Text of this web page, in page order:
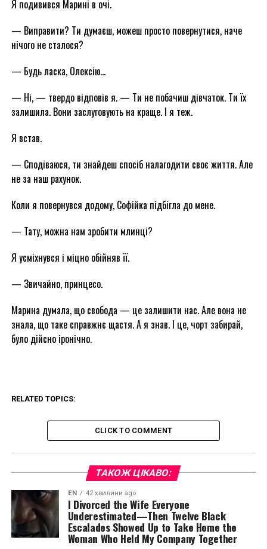
Я подивився Марині в очі.
— Виправити? Ти думаєш, можеш просто повернутися, наче
нічого не сталося?
— Будь ласка, Олексію…
— Ні, — твердо відповів я. — Ти не побачиш дівчаток. Ти їх
залишила. Вони заслуговують на краще. І я теж.
Я встав.
— Сподіваюся, ти знайдеш спосіб налагодити своє життя. Але
не за наш рахунок.
Коли я повернувся додому, Софійка підбігла до мене.
— Тату, можна нам зробити млинці?
Я усміхнувся і міцно обійняв її.
— Звичайно, принцесо.
Марина думала, що свобода — це залишити нас. Але вона не
знала, що таке справжнє щастя. А я знав. І це, чорт забирай,
було дійсно іронічно.
RELATED TOPICS:
CLICK TO COMMENT
ТАКОЖ ЦІКАВО:
EN 42 хвилини ago
I Divorced the Wife Everyone
Underestimated—Then Twelve Black
Escalades Showed Up to Take Home the
Woman Who Held My Company Together